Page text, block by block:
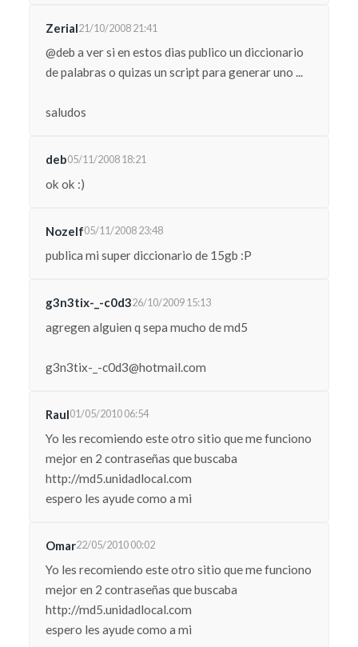
Zerial21/10/2008 21:41
@deb a ver si en estos dias publico un diccionario
de palabras o quizas un script para generar uno ...
saludos
deb05/11/2008 18:21
ok ok :)
Nozelf05/11/2008 23:48
publica mi super diccionario de 15gb :P
g3n3tix-_-c0d326/10/2009 15:13
agregen alguien q sepa mucho de md5
g3n3tix-_-c0d3@hotmail.com
Raul01/05/2010 06:54
Yo les recomiendo este otro sitio que me funciono
mejor en 2 contraseñas que buscaba
http://md5.unidadlocal.com
espero les ayude como a mi
Omar22/05/2010 00:02
Yo les recomiendo este otro sitio que me funciono
mejor en 2 contraseñas que buscaba
http://md5.unidadlocal.com
espero les ayude como a mi